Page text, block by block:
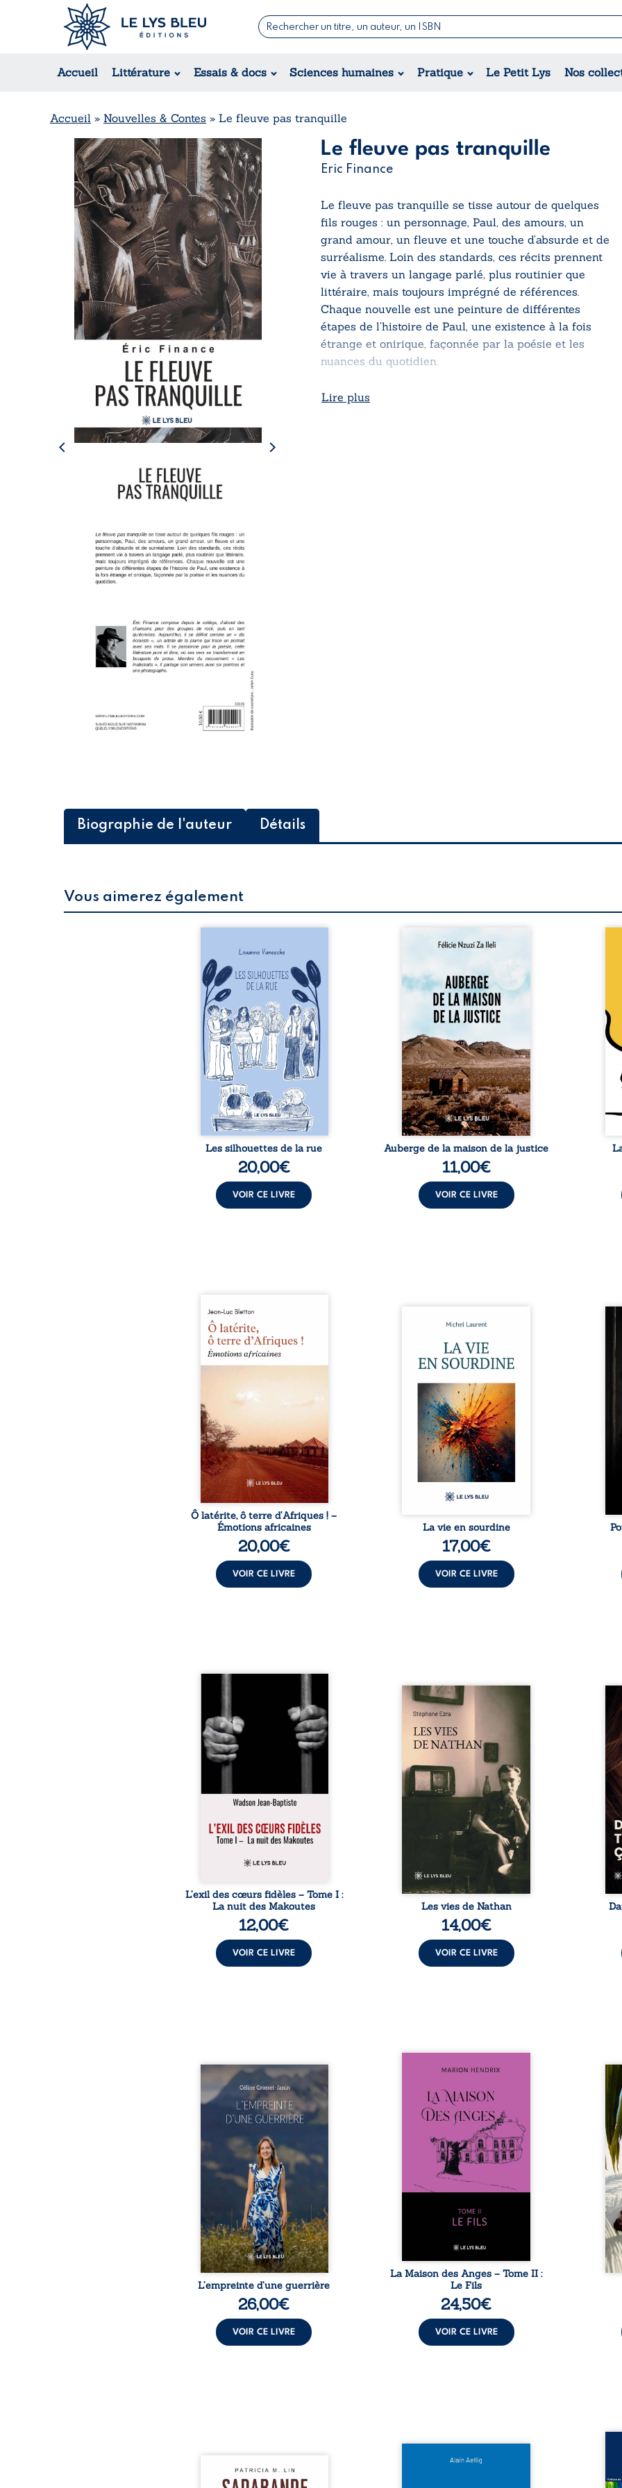
Accueil Littérature Essais & docs Sciences humaines Pratique Le Petit Lys Nos
Romans
Suspense / Thriller / Policier
Romance
Jeunesse
Théâtre
Accueil » Nouvelles & Contes » Le fleuve pas tranquille
Le fleuve pas tranquille
Eric Finance
Le fleuve pas tranquille se tisse autour de quelques
fils rouges : un personnage, Paul, des amours, un
grand amour, un fleuve et une touche d’absurde et de
surréalisme. Loin des standards, ces récits prennent
vie à travers un langage parlé, plus routinier que
littéraire, mais toujours imprégné de références.
Chaque nouvelle est une peinture de différentes
étapes de l’histoire de Paul, une existence à la fois
étrange et onirique, façonnée par la poésie et les
nuances du quotidien.
Lire plus
Biographie de l'auteur Détails
Vous aimerez également
donne la parole à six
personnages ordinaires,
traversés par des pensées, des
émotions et des silences qui
pourraient appartenir à
chacun de nous. À travers
leurs parcours, ce roman invite
à porter un regard différent
sur celles et ceux qui nous
entourent, à deviner ce qui se
cache derrière les apparences
et à s’ouvrir au fourmillement
sensible de notre ...
Les silhouettes de la rue
20,00€
VOIR CE LIVRE
Auberge de la maison de la
parcours exemplaire de Mbala
Zi Nkuaku Lema Félix.
Magistrat intègre, fervent
défenseur des droits humains
et de l’indépendance
judiciaire, il voit sa carrière de
trente-quatre ans brutalement
brisée par une révocation
arbitraire en 2009, plongeant
sa vie dans un chaos matériel
et moral. À ...
Auberge de la maison de la justice
11,00€
VOIR CE LIVRE
le
Ô latérite, ô terre d’Afriques !
est un hommage poétique et
authentique aux paysages, aux
rencontres et aux émotions
brutes d’un continent en
reconstruction, entre
souvenirs intimes – la pluie à
Namoungou, le baobab de
Zagtouli – aux portraits
marquants – Thomas Sankara,
Hamadoun Dicko, le Vieux
Biokou – l’auteur partage des
instantanés ...
Ô latérite, ô terre d’Afriques ! –
Émotions africaines
20,00€
VOIR CE LIVRE
Nina et Pierre se sont
presque par hasard, et se sont
aimés simplement, persuadés
que la présence de l’autre
suffirait. Ils mènent une
existence modeste, rythmée
par le travail, la fatigue et les
silences. La mort de la mère de
Nina, chez qui ils vivent,
fragilise un équilibre déjà
précaire. Puis vient la
naissance de leur enfant, et le
basculement. ...
La vie en sourdine
17,00€
VOIR CE LIVRE
la
ont
la
« Une nuit suffit parfois pour
briser une famille… mais
certaines fidélités traversent
les années. » Haïti, sous la
dictature des Duvalier. La peur
s’étend jusque dans les
villages les plus reculés. À
Bainet, Jean-Joël Joli mène une
existence paisible avec sa
famille. Chef de section
respecté, il refuse pourtant de
fermer les yeux sur l’injustice.
Mais, dans un ...
L’exil des cœurs fidèles – Tome I :
La nuit des Makoutes
12,00€
VOIR CE LIVRE
Les vies de Nathan est un
recueil de poésie né en trois
la première fois, Stéphane Ezra,
médium, a pu communiquer
avec son père, disparu depuis
plus de vingt ans et qu’il n’a
jamais connu. De ce dialogue
par-delà la mort naissent des
poèmes qui retracent une vie
marquée par la Seconde
Guerre mondiale, une identité
juive brisée, la guerre ...
Les vies de Nathan
14,00€
VOIR CE LIVRE
À
ce
Que reste-t-il de l’enfance
lorsque la maladie impose ses
propres règles ? L’empreinte
d’une guerrière livre, sans
détour, le récit d’un quotidien
bouleversé par la maladie
chronique, l’errance médicale
et de longues hospitalisations.
L’auteure y raconte ce que les
dossiers médicaux taisent : la
peur, l’isolement, l’épuisement
et le sentiment de ne pas ...
L’empreinte d’une guerrière
26,00€
VOIR CE LIVRE
Nous sommes en 1979, soit 15
patriarche Anatole-Eustache.
La famille devra affronter non
seulement un inconnu qui rôde
autour du domaine et dont
Firmin, le fidèle majordome,
redoute les visites, le passé
encombrant d’Anatole-
Eustache, la malédiction
familiale, mais aussi la toute-
comment dompter cet enfant
avant qu’il ...
La Maison des Anges – Tome II :
Le Fils
24,50€
VOIR CE LIVRE
Au
eux,
Aux chants crépitants de l’été,
Sous le silence ouaté de la
Et si le naufrage n’avait pas
La
de